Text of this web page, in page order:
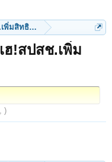
พิ่มสิทธิยาดีเดย์1ต.ค.
ฮ!สปสช.เพิ่ม
)